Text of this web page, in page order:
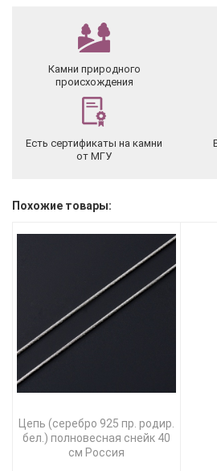
Камни природного
происхождения
Есть сертификаты на камни
от МГУ
Похожие товары:
Цепь (серебро 925 пр. родир.
бел.) полновесная снейк 40
см Россия